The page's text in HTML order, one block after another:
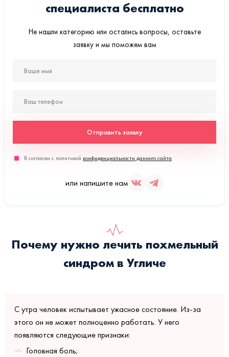
специалиста бесплатно
Не нашли категорию или остались вопросы, оставьте
заявку и мы поможем вам
Отправить заявку
Я согласен с политикой конфиденциальности данного сайта
или напишите нам
Почему нужно лечить похмельный
синдром в Угличе
С утра человек испытывает ужасное состояние. Из-за
этого он не может полноценно работать. У него
появляются следующие признаки:
Головная боль;